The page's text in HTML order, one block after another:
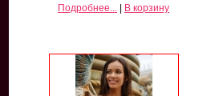
Подробнее...
В корзину